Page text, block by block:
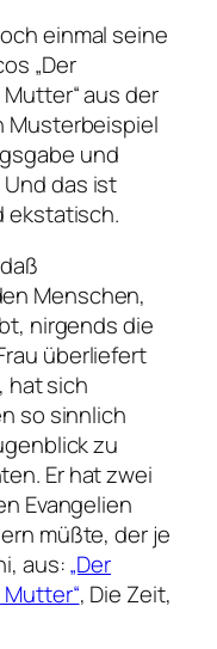
einmal seine
„Der
aus der
Musterbeispiel
und
das ist
ekstatisch.
Menschen,
nirgends die
überliefert
hat sich
so sinnlich
zu
Er hat zwei
Evangelien
müßte, der je
aus:„Der
, Die Zeit,